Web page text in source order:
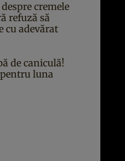
cremele
refuză să
cu adevărat
de caniculă!
luna